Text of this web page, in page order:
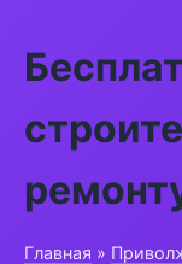
Главная »